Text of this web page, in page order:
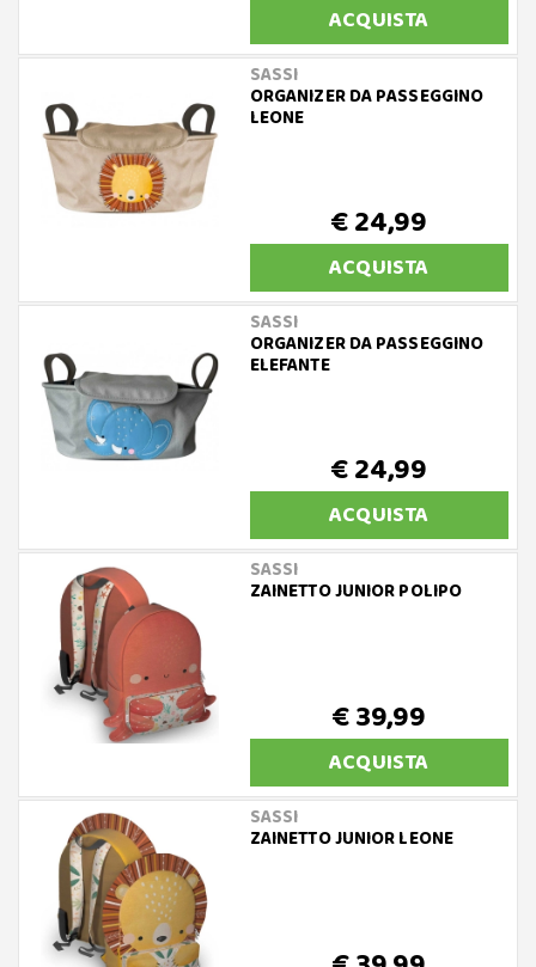
ACQUISTA
SASSI
ORGANIZER DA PASSEGGINO
LEONE
€ 24,99
ACQUISTA
SASSI
ORGANIZER DA PASSEGGINO
ELEFANTE
€ 24,99
ACQUISTA
SASSI
ZAINETTO JUNIOR POLIPO
€ 39,99
ACQUISTA
SASSI
ZAINETTO JUNIOR LEONE